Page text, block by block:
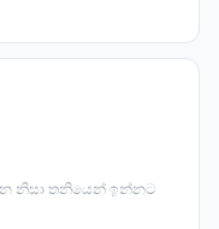
නිසා තනියෙන් ඉන්නට